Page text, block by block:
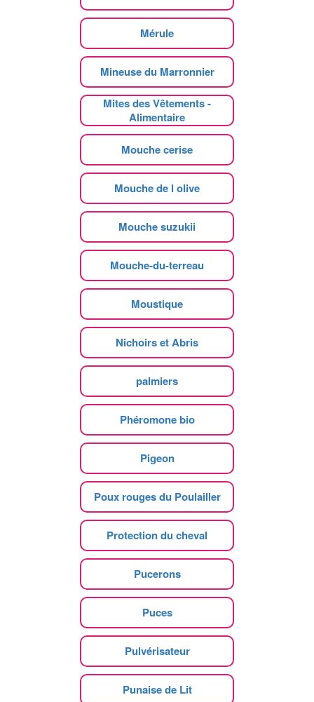
Mérule
Mineuse du Marronnier
Mites des Vêtements -
Alimentaire
Mouche cerise
Mouche de l olive
Mouche suzukii
Mouche-du-terreau
Moustique
Nichoirs et Abris
palmiers
Phéromone bio
Pigeon
Poux rouges du Poulailler
Protection du cheval
Pucerons
Puces
Pulvérisateur
Punaise de Lit